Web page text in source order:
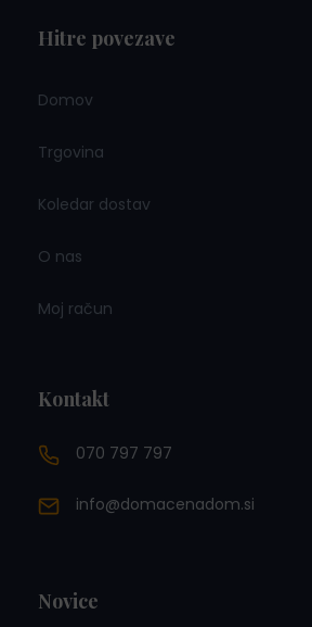
Hitre povezave
Domov
Trgovina
Koledar dostav
O nas
Moj račun
Kontakt
070 797 797
info@domacenadom.si
Novice